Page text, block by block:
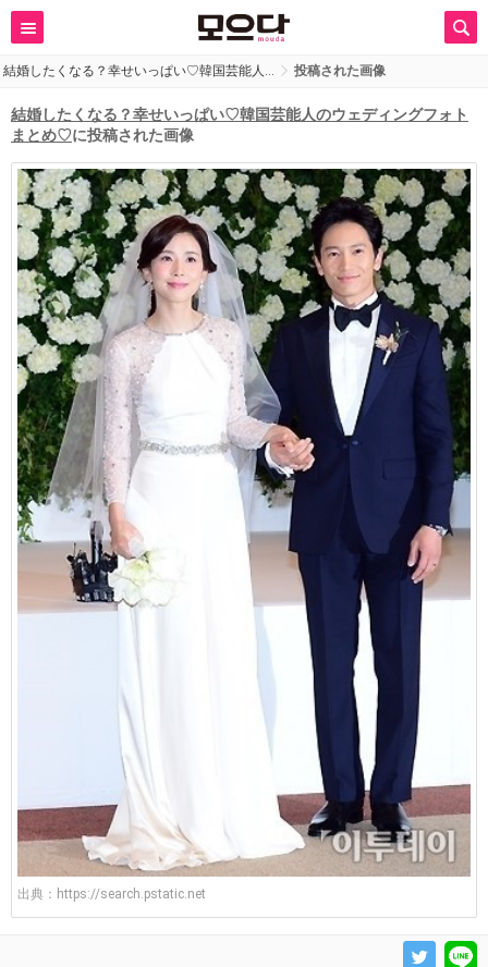
結婚したくなる？幸せいっぱい♡韓国芸能人… 投稿された画像
結婚したくなる？幸せいっぱい♡韓国芸能人のウェディングフォト
まとめ♡に投稿された画像
出典： https://search.pstatic.net